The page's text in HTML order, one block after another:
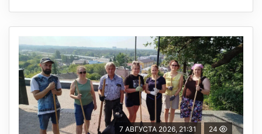
7 АВГУСТА 2026, 21:31 24